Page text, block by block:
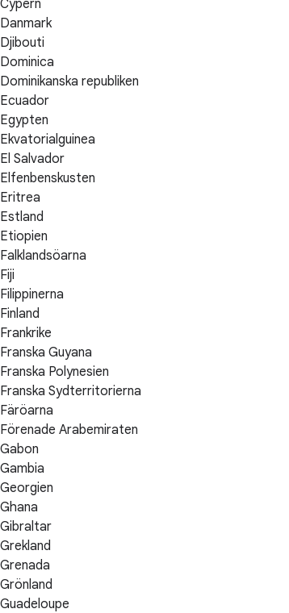
Cypern
Danmark
Djibouti
Dominica
Dominikanska republiken
Ecuador
Egypten
Ekvatorialguinea
El Salvador
Elfenbenskusten
Eritrea
Estland
Etiopien
Falklandsöarna
Fiji
Filippinerna
Finland
Frankrike
Franska Guyana
Franska Polynesien
Franska Sydterritorierna
Färöarna
Förenade Arabemiraten
Gabon
Gambia
Georgien
Ghana
Gibraltar
Grekland
Grenada
Grönland
Guadeloupe